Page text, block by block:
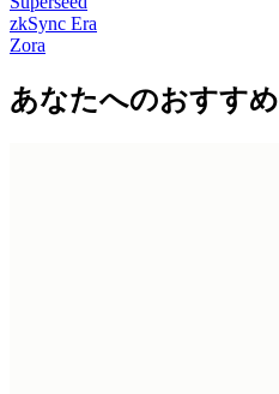
zkSync Era
Zora
あなたへのおすすめ